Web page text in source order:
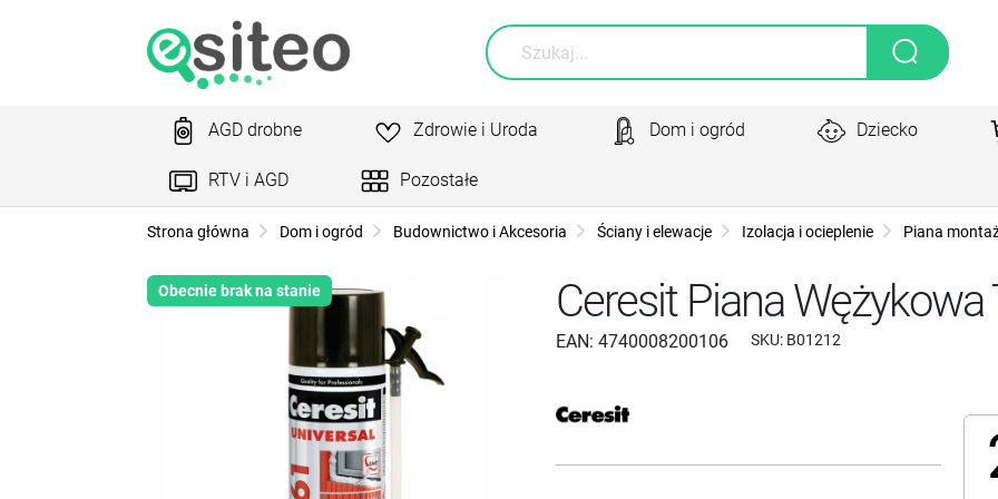
AGD drobne Zdrowie i Uroda Dom i ogród Dziecko
RTV i AGD Pozostałe
Strona główna Dom i ogród Budownictwo i Akcesoria Ściany i elewacje Izolacja i ocieplenie Piana
Obecnie brak na stanie Ceresit Piana
EAN: 4740008200106 SKU: B01212